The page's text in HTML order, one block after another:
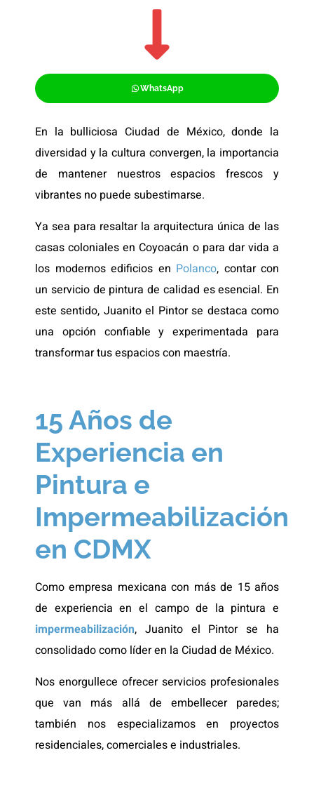
WhatsApp
En la bulliciosa Ciudad de México, donde la
diversidad y la cultura convergen, la importancia
de mantener nuestros espacios frescos y
vibrantes no puede subestimarse.
Ya sea para resaltar la arquitectura única de las
casas coloniales en Coyoacán o para dar vida a
los modernos edificios en Polanco, contar con
un servicio de pintura de calidad es esencial. En
este sentido, Juanito el Pintor se destaca como
una opción confiable y experimentada para
transformar tus espacios con maestría.
15 Años de
Experiencia en
Pintura e
Impermeabilización
en CDMX
Como empresa mexicana con más de 15 años
de experiencia en el campo de la pintura e
impermeabilización, Juanito el Pintor se ha
consolidado como líder en la Ciudad de México.
Nos enorgullece ofrecer servicios profesionales
que van más allá de embellecer paredes;
también nos especializamos en proyectos
residenciales, comerciales e industriales.